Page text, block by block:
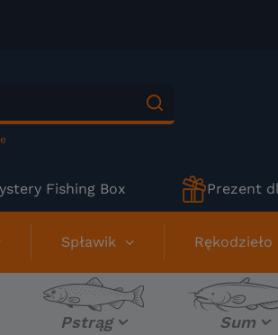
Fishing Box Prezent
Spławik Rękodzieło
Pstrąg Sum